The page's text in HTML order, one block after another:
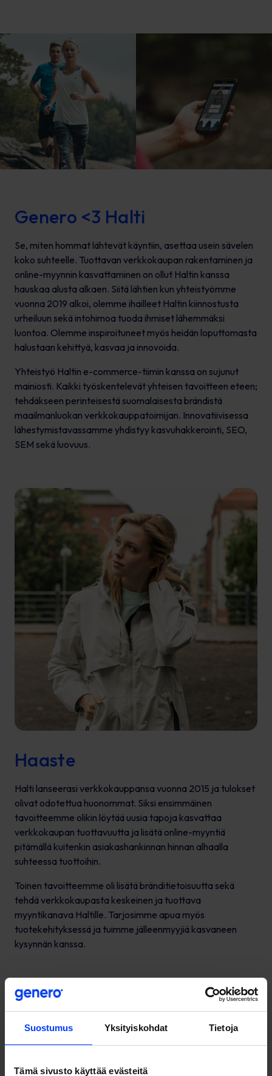
Suostumus Yksityiskohdat Tietoja
Tämä sivusto käyttää evästeitä
Genero <3 Halti
Se, miten hommat lähtevät käyntiin, asettaa usein sävelen
koko suhteelle. Tuottavan verkkokaupan rakentaminen ja
online-myynnin kasvattaminen on ollut Haltin kanssa
hauskaa alusta alkaen. Siitä lähtien kun yhteistyömme
vuonna 2019 alkoi, olemme ihailleet Haltin kiinnostusta
urheiluun sekä intohimoa tuoda ihmiset lähemmäksi
luontoa. Olemme inspiroituneet myös heidän loputtomasta
halustaan kehittyä, kasvaa ja innovoida.
Yhteistyö Haltin e-commerce-tiimin kanssa on sujunut
mainiosti. Kaikki työskentelevät yhteisen tavoitteen eteen;
tehdäkseen perinteisestä suomalaisesta brändistä
maailmanluokan verkkokauppatoimijan. Innovatiivisessa
lähestymistavassamme yhdistyy kasvuhakkerointi, SEO,
SEM sekä luovuus.
Haaste
Halti lanseerasi verkkokauppansa vuonna 2015 ja tulokset
olivat odotettua huonommat. Siksi ensimmäinen
tavoitteemme olikin löytää uusia tapoja kasvattaa
verkkokaupan tuottavuutta ja lisätä online-myyntiä
pitämällä kuitenkin asiakashankinnan hinnan alhaalla
suhteessa tuottoihin.
Toinen tavoitteemme oli lisätä bränditietoisuutta sekä
tehdä verkkokaupasta keskeinen ja tuottava
myyntikanava Haltille. Tarjosimme apua myös
tuotekehityksessä ja tuimme jälleenmyyjiä kasvaneen
kysynnän kanssa.